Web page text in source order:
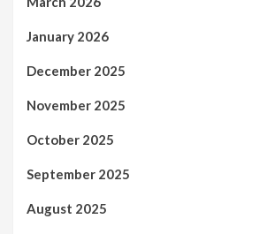
January 2026
December 2025
November 2025
October 2025
September 2025
August 2025